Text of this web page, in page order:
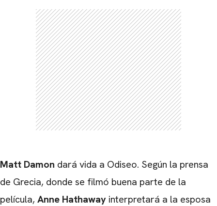
Matt Damon dará vida a Odiseo. Según la prensa
de Grecia, donde se filmó buena parte de la
película, Anne Hathaway interpretará a la esposa